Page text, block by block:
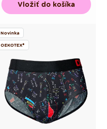
Vložiť do košíka
Novinka
OEKOTEX®